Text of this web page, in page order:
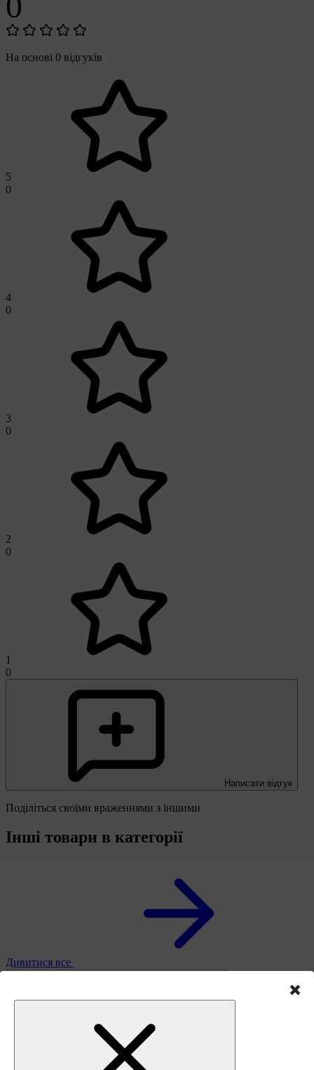
На основі 0 відгуків
5
0
4
0
3
0
2
0
1
0
Написати відгук
Поділіться своїми враженнями з іншими
Інші товари в категорії
Дивитися все